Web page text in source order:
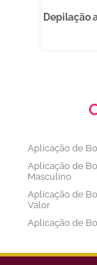
Depilação
Aplicação de
Aplicação de
Masculino
Aplicação de
Valor
Aplicação de
Aplicação de